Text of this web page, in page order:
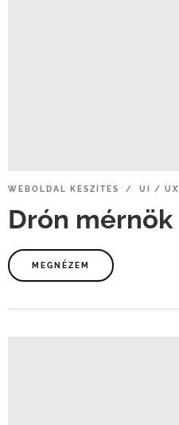
WEBOLDAL KÉSZÍTÉS / UI / UX
Drón mérnök
MEGNÉZEM